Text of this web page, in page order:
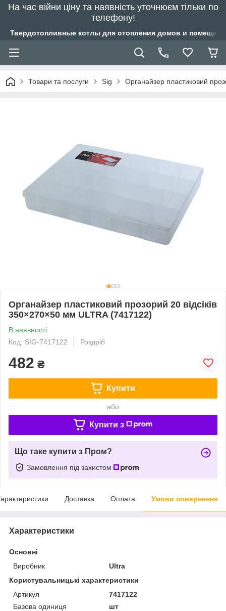
На час війни ціну та наявність уточнюєм тільки по
телефону!
Твердотопливные котлы для отопления домов и
Товари та послуги Sig Органайзер пластиковий
Органайзер пластиковий прозорий 20 відсіків
350×270×50 мм ULTRA (7417122)
В наявності
Код: SIG-7417122
Роздріб
482 ₴
Купити
або
Купити з
Що таке купити з Пром?
Замовлення під захистом
Доставка Оплата Умови повернення
Характеристики
Основні
Виробник
Ultra
Користувальницькі характеристики
Артикул
7417122
Базова одиниця
шт